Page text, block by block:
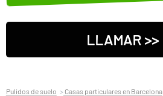
LLAMAR >>
Pulidos de suelo Casas particulares en Barcelona